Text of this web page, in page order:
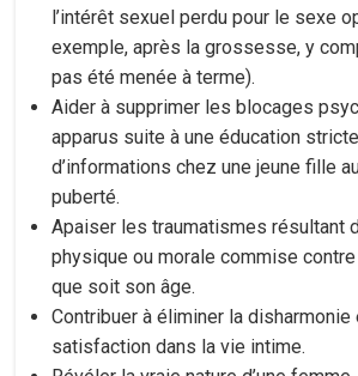
l’intérêt sexuel perdu pour le sexe
exemple, après la grossesse, y
pas été menée à terme).
Aider à supprimer les blocages
apparus suite à une éducation
d’informations chez une jeune fille
puberté.
Apaiser les traumatismes résultant
physique ou morale commise
que soit son âge.
Contribuer à éliminer la
satisfaction dans la vie intime.